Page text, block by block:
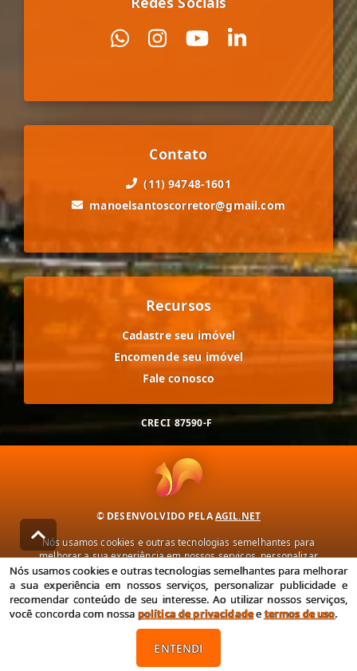
Contato
(11) 94748-1601
manoelsantoscorretor@gmail.com
Recursos
Cadastre seu imóvel
Encomende seu imóvel
Fale conosco
CRECI 87590-F
© DESENVOLVIDO PELAAGIL.NET
Nós usamos cookies e outras tecnologias semelhantes para
melhorar a sua experiência em nossos serviços, personalizar
publicidade e recomendar conteúdo de seu interesse. Ao utilizar
nossos serviços, você concorda com nossa política de privacidade e
termos de uso.
Política de Privacidade Termos de uso
Nós usamos cookies e outras tecnologias semelhantes para melhorar
a sua experiência em nossos serviços, personalizar publicidade e
recomendar conteúdo de seu interesse. Ao utilizar nossos serviços,
você concorda com nossa política de privacidadeetermos de uso.
ENTENDI